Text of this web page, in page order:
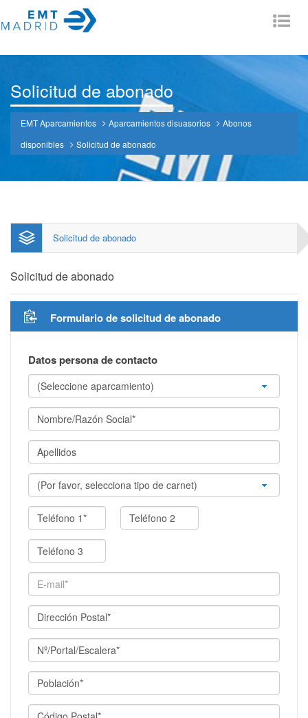
Solicitud de abonado
EMT Aparcamientos Aparcamientos disuasorios
Abonos
disponibles
Solicitud de abonado
Solicitud de abonado
Solicitud de abonado
Formulario de solicitud de abonado
Datos persona de contacto